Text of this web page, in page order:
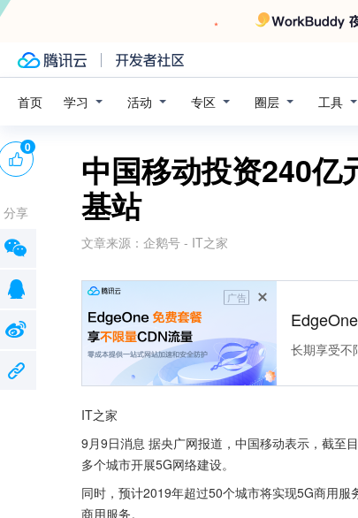
首页 学习 活动 专区 圈层 工具
中国移动投资240亿
基站
文章来源： 企鹅号 - IT之家
广告
长期享受不
IT之家
9月9日消息 据央广网报道，中国移动表示，截至
多个城市开展5G网络建设。
同时，预计2019年超过50个城市将实现5G商用
商用服务。
0
分享